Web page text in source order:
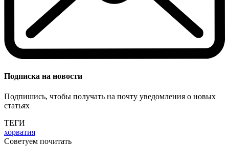
Подписка на новости
Подпишись, чтобы получать на почту уведомления о новых
статьях
ТЕГИ
хорватия
Советуем почитать